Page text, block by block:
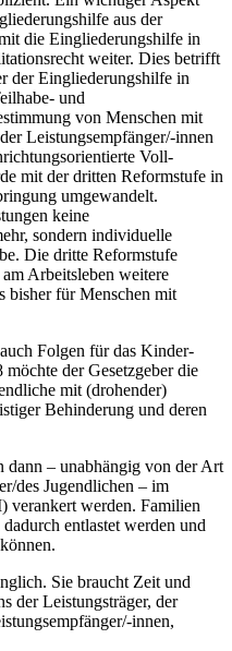
aus der
die Eingliederungshilfe in
weiter. Dies betrifft
der Eingliederungshilfe in
und
von Menschen mit
Leistungsempfänger/-innen
Voll­
mit der dritten Reformstufe in
umgewandelt.
keine
sondern individuelle
Die dritte Reformstufe
Arbeitsleben weitere
bisher für Menschen mit
Folgen für das Kinder-
der Gesetzgeber die
mit (drohender)
Behinderung und deren
dann – unabhängig von der Art
des Jugendlichen – im
verankert werden. Familien
entlastet werden und
Sie braucht Zeit und
der Leistungsträger, der
innen,